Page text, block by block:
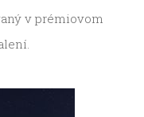
v prémiovom